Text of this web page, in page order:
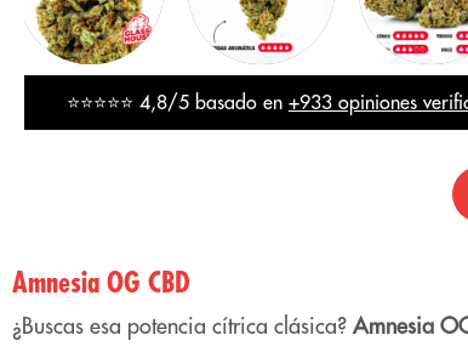
⭐⭐⭐⭐⭐ 4,8/5 basado en +933 opiniones
Amnesia OG CBD
¿Buscas esa potencia cítrica clásica?Amnesia